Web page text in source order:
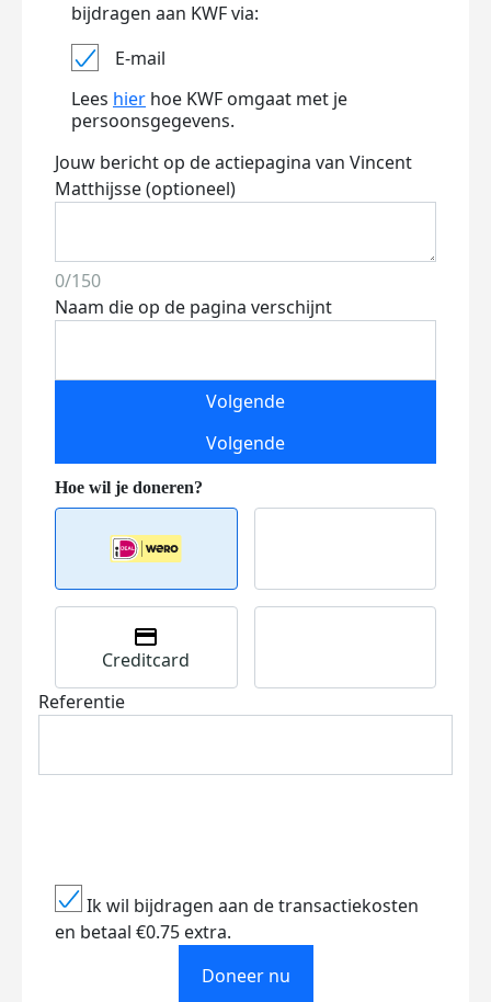
bijdragen aan KWF via:
E-mail
Lees hier hoe KWF omgaat met je
persoonsgegevens.
Jouw bericht op de actiepagina van Vincent
Matthijsse (optioneel)
0/150
Naam die op de pagina verschijnt
Volgende
Volgende
Creditcard
Referentie
Ik wil bijdragen aan de transactiekosten
en betaal €0.75 extra.
Doneer nu